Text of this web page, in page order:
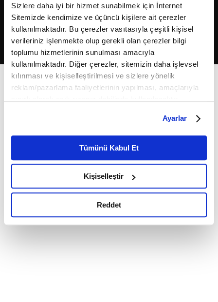
Sizlere daha iyi bir hizmet sunabilmek için İnternet
Sitemizde kendimize ve üçüncü kişilere ait çerezler
kullanılmaktadır. Bu çerezler vasıtasıyla çeşitli kişisel
verileriniz işlenmekte olup gerekli olan çerezler bilgi
toplumu hizmetlerinin sunulması amacıyla
kullanılmaktadır. Diğer çerezler, sitemizin daha işlevsel
kılınması ve kişiselleştirilmesi ve sizlere yönelik
reklam/pazarlama faaliyetlerinin yapılması, amaçlarıyla
belirleyebilirsiniz. Çerezlere ilişkin detaylı bilgi için
Ayarlar butonuna tıklayabilir,Çerez Bilgilendirme
Metnimizi ziyaret edebilirsiniz.
6698 sayılı Kişisel Verilerin Korunması Kanunu uyarınca
okumak ve sitemizi ziyaretiniz kapsamında
gerçekleştirilen veri işleme faaliyetleri ile ilgili daha
detaylı bilgi almak için lütfentıklayınız.
Ayarlar
Tümünü Kabul Et
Kişiselleştir
Reddet
2026Fikriyat. Tüm hakları saklıdır.